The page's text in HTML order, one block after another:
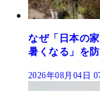
なぜ「日本の
暑くなる」を
2026年08月04日